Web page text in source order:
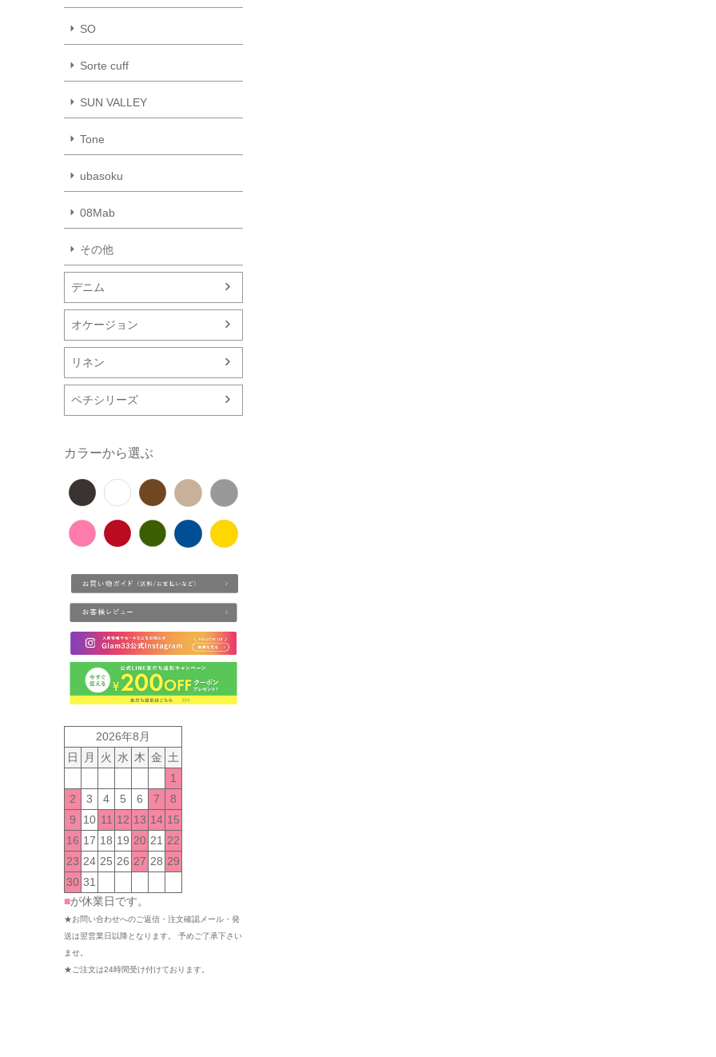
SO
Sorte cuff
SUN VALLEY
Tone
ubasoku
08Mab
その他
デニム
オケージョン
リネン
ペチシリーズ
カラーから選ぶ
2026年8月
日
月 火 水 木 金 土
1
2
3 4 5 6 7
8
9
10 11 12 13 14 15
16 17 18 19 20 21 22
23 24 25 26 27 28 29
30 31
■が休業日です。
★お問い合わせへのご返信・注文確認メール・発
送は翌営業日以降となります。 予めご了承下さい
ませ。
★ご注文は24時間受け付けております。